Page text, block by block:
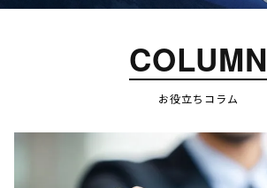
COLUMN
お役立ちコラム